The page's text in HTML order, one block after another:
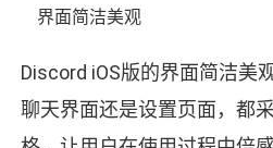
界面简洁美观
Discord iOS版的界面简洁美
聊天界面还是设置页面，都